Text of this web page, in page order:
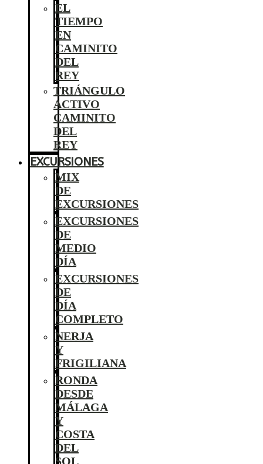
EL
TIEMPO
EN
CAMINITO
DEL
REY
TRIÁNGULO
ACTIVO
CAMINITO
DEL
REY
EXCURSIONES
MIX
DE
EXCURSIONES
EXCURSIONES
DE
MEDIO
DÍA
EXCURSIONES
DE
DÍA
COMPLETO
NERJA
Y
FRIGILIANA
RONDA
DESDE
MÁLAGA
Y
COSTA
DEL
SOL